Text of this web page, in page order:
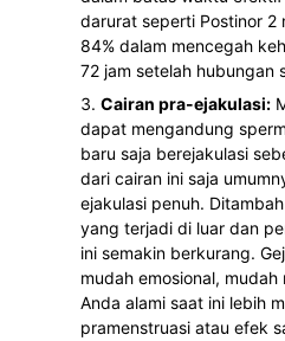
darurat seperti Postinor
84% dalam mencegah
72 jam setelah hubungan
Cairan pra-ejakulasi:
dapat mengandung
baru saja berejakulasi
dari cairan ini saja
ejakulasi penuh.
yang terjadi di luar dan
ini semakin berkurang.
mudah emosional,
Anda alami saat ini lebih
pramenstruasi atau efek